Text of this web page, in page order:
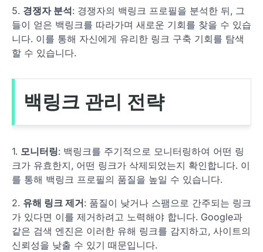
5. 경쟁자 분석: 경쟁자의 백링크 프로필을 분석한 뒤, 그
들이 얻은 백링크를 따라가며 새로운 기회를 찾을 수 있습
니다. 이를 통해 자신에게 유리한 링크 구축 기회를 탐색
할 수 있습니다.
백링크 관리 전략
1. 모니터링: 백링크를 주기적으로 모니터링하여 어떤 링
크가 유효한지, 어떤 링크가 삭제되었는지 확인합니다. 이
를 통해 백링크 프로필의 품질을 높일 수 있습니다.
2. 유해 링크 제거: 품질이 낮거나 스팸으로 간주되는 링크
가 있다면 이를 제거하려고 노력해야 합니다. Google과
같은 검색 엔진은 이러한 유해 링크를 감지하고, 사이트의
신뢰성을 낮출 수 있기 때문입니다.